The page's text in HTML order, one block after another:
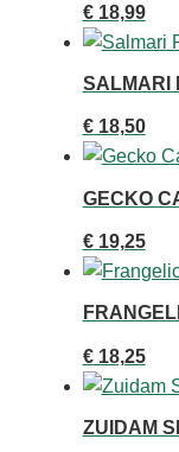
€18,99
SALMARI
€18,50
GECKO
€19,25
€18,25
ZUIDAM